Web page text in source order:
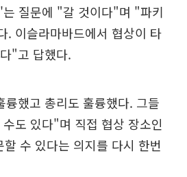
질문에 "갈 것이다"며 "파키
. 이슬라마바드에서 협상이 타
"고 답했다.
했고 총리도 훌륭했다. 그들
도 있다"며 직접 협상 장소인
수 있다는 의지를 다시 한번